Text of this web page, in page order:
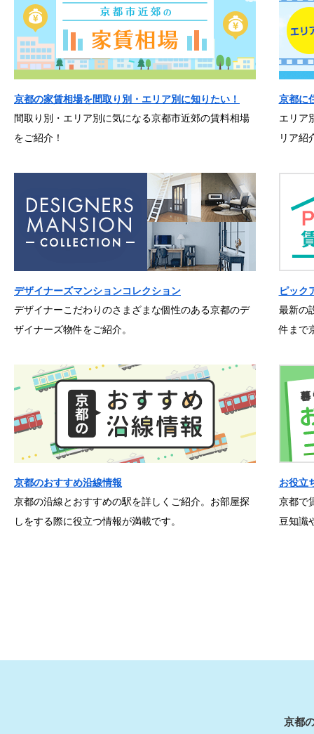
京都の家賃相場を間取り別・エリア別に知りたい！
間取り別・エリア別に気になる京都市近郊の賃料相場
をご紹介！
京都に
エリア
リア紹
デザイナーズマンションコレクション
デザイナーこだわりのさまざまな個性のある京都のデ
ザイナーズ物件をご紹介。
ピック
最新の
件まで
京都のおすすめ沿線情報
京都の沿線とおすすめの駅を詳しくご紹介。お部屋探
しをする際に役立つ情報が満載です。
お役立
京都で
豆知識
京都